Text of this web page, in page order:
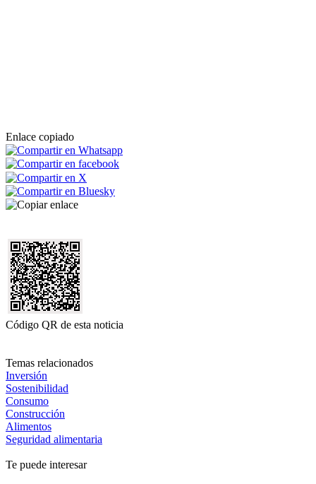
Enlace copiado
Código QR de esta noticia
Temas relacionados
Inversión
Sostenibilidad
Consumo
Construcción
Alimentos
Seguridad alimentaria
Te puede interesar